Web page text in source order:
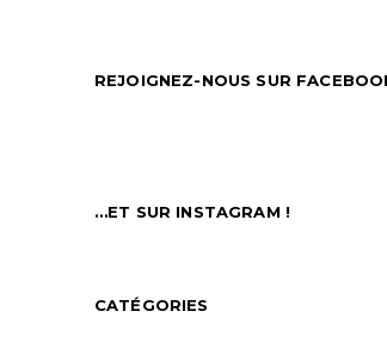
REJOIGNEZ-NOUS SUR
…ET SUR INSTAGRAM !
CATÉGORIES